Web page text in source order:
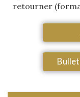
retourner